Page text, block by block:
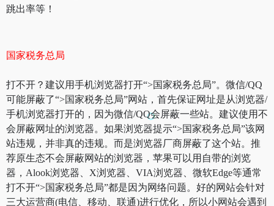
跳出率等！
国家税务总局
打不开？建议用手机浏览器打开“>国家税务总局”。微信/QQ
可能屏蔽了“>国家税务总局”网站，首先保证网址是从浏览器/
手机浏览器打开的，因为微信/QQ会屏蔽一些站。建议使用不
会屏蔽网址的浏览器。如果浏览器提示“>国家税务总局”该网
站违规，并非真的违规。而是浏览器厂商屏蔽了这个站。推
荐原生态不会屏蔽网站的浏览器，苹果可以用自带的浏览
器，Alook浏览器、X浏览器、VIA浏览器、微软Edge等通常
打不开“>国家税务总局”都是因为网络问题。好的网站会针对
三大运营商(电信、移动、联通)进行优化，所以小网站会遇到